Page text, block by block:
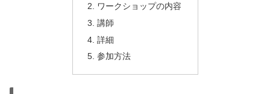
ワークショップの内容
講師
詳細
参加方法